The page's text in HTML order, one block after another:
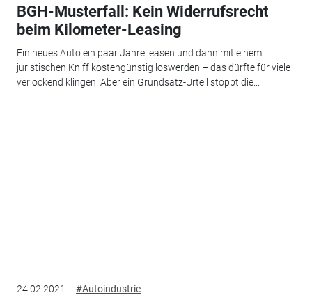
BGH-Musterfall: Kein Widerrufsrecht
beim Kilometer-Leasing
Ein neues Auto ein paar Jahre leasen und dann mit einem
juristischen Kniff kostengünstig loswerden – das dürfte für viele
verlockend klingen. Aber ein Grundsatz-Urteil stoppt die...
24.02.2021 #Autoindustrie